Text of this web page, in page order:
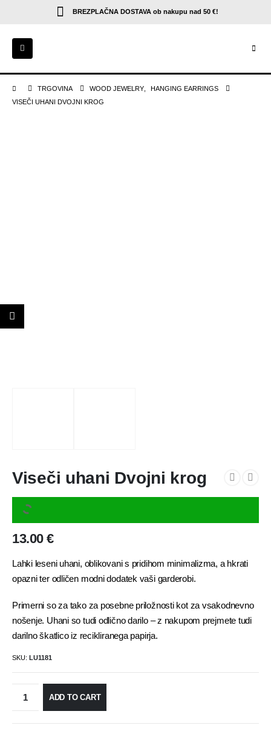
BREZPLAČNA DOSTAVA ob nakupu nad 50 €!
TRGOVINA WOOD JEWELRY
HANGING EARRINGS
VISEČI UHANI DVOJNI KROG
Viseči uhani Dvojni krog
13.00€
Lahki leseni uhani, oblikovani s pridihom minimalizma, a hkrati
opazni ter odličen modni dodatek vaši garderobi.
Primerni so za tako za posebne priložnosti kot za vsakodnevno
nošenje. Uhani so tudi odlično darilo – z nakupom prejmete tudi
darilno škatlico iz recikliranega papirja.
SKU: LU1181
ADD TO CART